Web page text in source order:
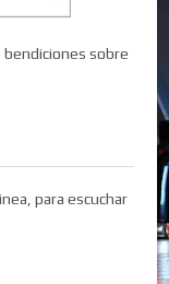
bendiciones sobre
para escuchar